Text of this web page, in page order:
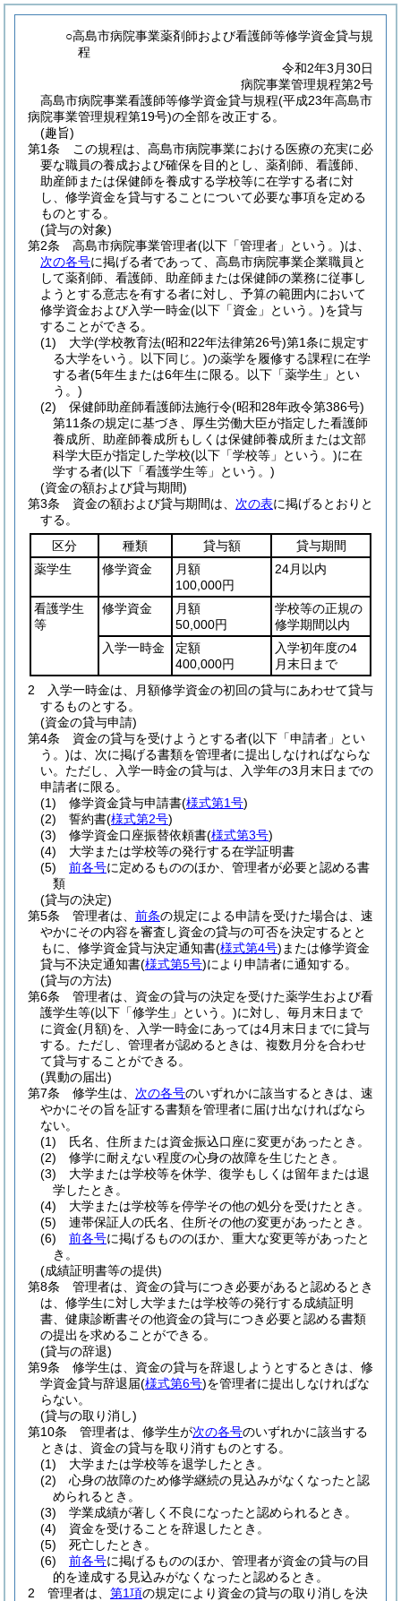
○高島市病院事業薬剤師および看護師等修学資金貸与規
程
令和2年3月30日
病院事業管理規程第2号
高島市病院事業看護師等修学資金貸与規程(平成23年高島市
病院事業管理規程第19号)の全部を改正する。
(趣旨)
第1条
この規程は、高島市病院事業における医療の充実に必
要な職員の養成および確保を目的とし、薬剤師、看護師、
助産師または保健師を養成する学校等に在学する者に対
し、修学資金を貸与することについて必要な事項を定める
ものとする。
(貸与の対象)
第2条
高島市病院事業管理者(以下「管理者」という。)は、
次の各号に掲げる者であって、高島市病院事業企業職員と
して薬剤師、看護師、助産師または保健師の業務に従事し
ようとする意志を有する者に対し、予算の範囲内において
修学資金および入学一時金(以下「資金」という。)を貸与
することができる。
(1)
大学(学校教育法(昭和22年法律第26号)第1条に規定す
る大学をいう。以下同じ。)の薬学を履修する課程に在学
する者(5年生または6年生に限る。以下「薬学生」とい
う。)
(2)
保健師助産師看護師法施行令(昭和28年政令第386号)
第11条の規定に基づき、厚生労働大臣が指定した看護師
養成所、助産師養成所もしくは保健師養成所または文部
科学大臣が指定した学校(以下「学校等」という。)に在
学する者(以下「看護学生等」という。)
(資金の額および貸与期間)
第3条
資金の額および貸与期間は、 次の表に掲げるとおりと
する。
区分
種類 貸与額
貸与期間
薬学生
修学資金
月額
100,000円
24月以内
看護学生
等
修学資金
月額
50,000円
学校等の正規の
修学期間以内
入学一時金
定額
400,000円
入学初年度の4
月末日まで
2
入学一時金は、月額修学資金の初回の貸与にあわせて貸与
するものとする。
(資金の貸与申請)
第4条
資金の貸与を受けようとする者(以下「申請者」とい
う。)は、次に掲げる書類を管理者に提出しなければならな
い。 ただし、入学一時金の貸与は、入学年の3月末日までの
申請者に限る。
(1)
修学資金貸与申請書(様式第1号)
(2)
誓約書(様式第2号)
(3)
修学資金口座振替依頼書(様式第3号)
(4)
大学または学校等の発行する在学証明書
(5)
前各号に定めるもののほか、管理者が必要と認める書
類
(貸与の決定)
第5条
管理者は、 前条の規定による申請を受けた場合は、速
やかにその内容を審査し資金の貸与の可否を決定するとと
もに、修学資金貸与決定通知書(様式第4号) または修学資金
貸与不決定通知書(様式第5号)により申請者に通知する。
(貸与の方法)
第6条
管理者は、資金の貸与の決定を受けた薬学生および看
護学生等(以下「修学生」という。)に対し、毎月末日まで
に資金(月額)を、入学一時金にあっては4月末日までに貸与
する。 ただし、管理者が認めるときは、複数月分を合わせ
て貸与することができる。
(異動の届出)
第7条
修学生は、 次の各号のいずれかに該当するときは、速
やかにその旨を証する書類を管理者に届け出なければなら
ない。
(1)
氏名、住所または資金振込口座に変更があったとき。
(2)
修学に耐えない程度の心身の故障を生じたとき。
(3)
大学または学校等を休学、復学もしくは留年または退
学したとき。
(4)
大学または学校等を停学その他の処分を受けたとき。
(5)
連帯保証人の氏名、住所その他の変更があったとき。
(6)
前各号に掲げるもののほか、重大な変更等があったと
き。
(成績証明書等の提供)
第8条
管理者は、資金の貸与につき必要があると認めるとき
は、修学生に対し大学または学校等の発行する成績証明
書、健康診断書その他資金の貸与につき必要と認める書類
の提出を求めることができる。
(貸与の辞退)
第9条
修学生は、資金の貸与を辞退しようとするときは、修
学資金貸与辞退届(様式第6号)を管理者に提出しなければな
らない。
(貸与の取り消し)
第10条
管理者は、修学生が次の各号のいずれかに該当する
ときは、資金の貸与を取り消すものとする。
(1)
大学または学校等を退学したとき。
(2)
心身の故障のため修学継続の見込みがなくなったと認
められるとき。
(3)
学業成績が著しく不良になったと認められるとき。
(4)
資金を受けることを辞退したとき。
(5)
死亡したとき。
(6)
前各号に掲げるもののほか、管理者が資金の貸与の目
的を達成する見込みがなくなったと認めるとき。
2
管理者は、 第1項の規定により資金の貸与の取り消しを決